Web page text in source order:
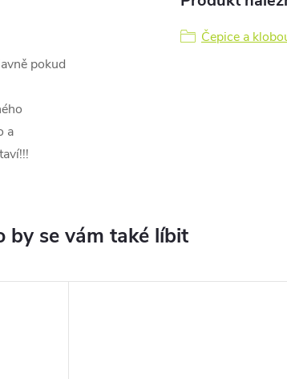
pokud
a
Čepice a